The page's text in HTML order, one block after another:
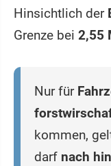
Hinsichtlich der
Grenze bei 2,55
Nur für
kommen,
darf nach